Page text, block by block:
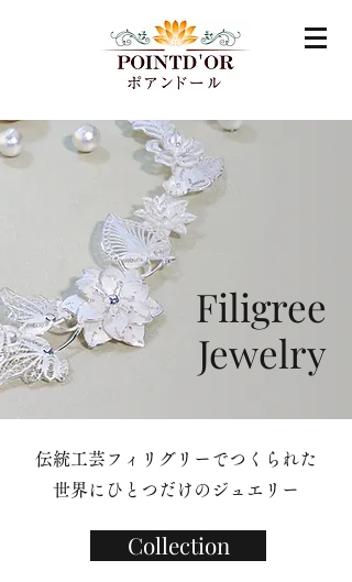
Filigree
Jewelry
伝統工芸フィリグリーでつくられた
​世界にひとつだけのジュエリー
Collection